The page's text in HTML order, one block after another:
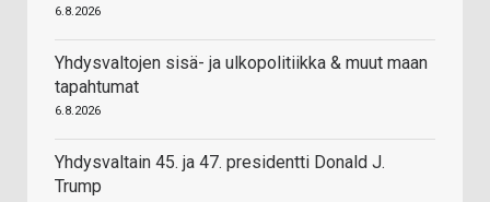
6.8.2026
Yhdysvaltojen sisä- ja ulkopolitiikka & muut maan
tapahtumat
6.8.2026
Yhdysvaltain 45. ja 47. presidentti Donald J.
Trump